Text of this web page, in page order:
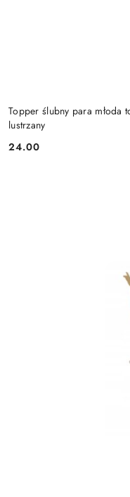
Topper ślubny para młoda
lustrzany
Cena:
24.00